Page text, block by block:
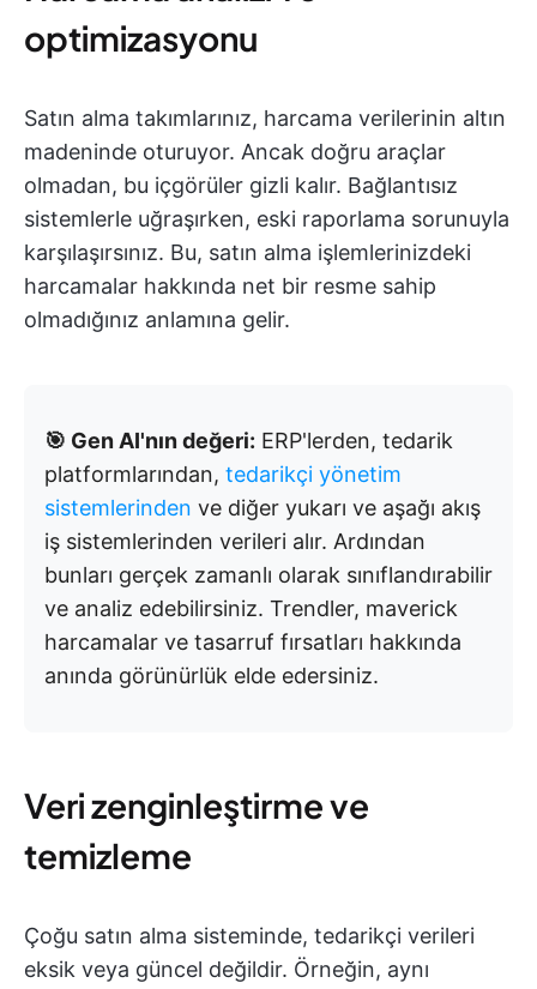
optimizasyonu
Satın alma takımlarınız, harcama verilerinin altın
madeninde oturuyor. Ancak doğru araçlar
olmadan, bu içgörüler gizli kalır. Bağlantısız
sistemlerle uğraşırken, eski raporlama sorunuyla
karşılaşırsınız. Bu, satın alma işlemlerinizdeki
harcamalar hakkında net bir resme sahip
olmadığınız anlamına gelir.
🎯 Gen AI'nın değeri: ERP'lerden, tedarik
platformlarından, tedarikçi yönetim
sistemlerinden ve diğer yukarı ve aşağı akış
iş sistemlerinden verileri alır. Ardından
bunları gerçek zamanlı olarak sınıflandırabilir
ve analiz edebilirsiniz. Trendler, maverick
harcamalar ve tasarruf fırsatları hakkında
anında görünürlük elde edersiniz.
Veri zenginleştirme ve
temizleme
Çoğu satın alma sisteminde, tedarikçi verileri
eksik veya güncel değildir. Örneğin, aynı